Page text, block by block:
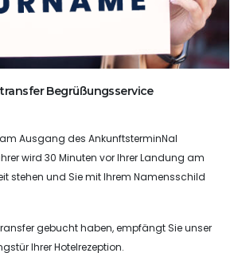
Begrüßungsservice
am Ausgang des AnkunftsterminNal
wird 30 Minuten vor Ihrer Landung am
stehen und Sie mit Ihrem Namensschild
gebucht haben, empfängt Sie unser
Ihrer Hotelrezeption.